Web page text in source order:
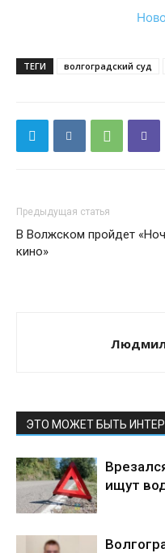
ТЕГИ волгоградский суд
Предыдущая статья
В Волжском пройдет
кино»
ЭТО МОЖЕТ БЫТЬ
ищут